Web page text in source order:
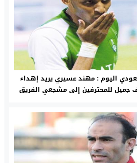
اليوم : مهند عسيري يريد إهداء
جميل للمحترفين إلى مشجعي الفريق